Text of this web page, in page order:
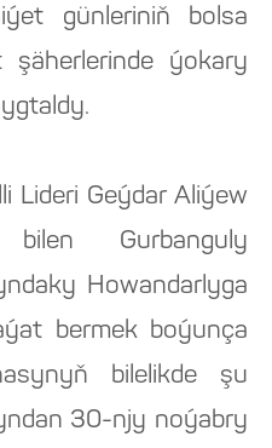
günleriniň bolsa
şäherlerinde ýokary
Lideri Geýdar Aliýew
Gurbanguly
Howandarlyga
bermek boýunça
bilelikde şu
30-njy noýabry